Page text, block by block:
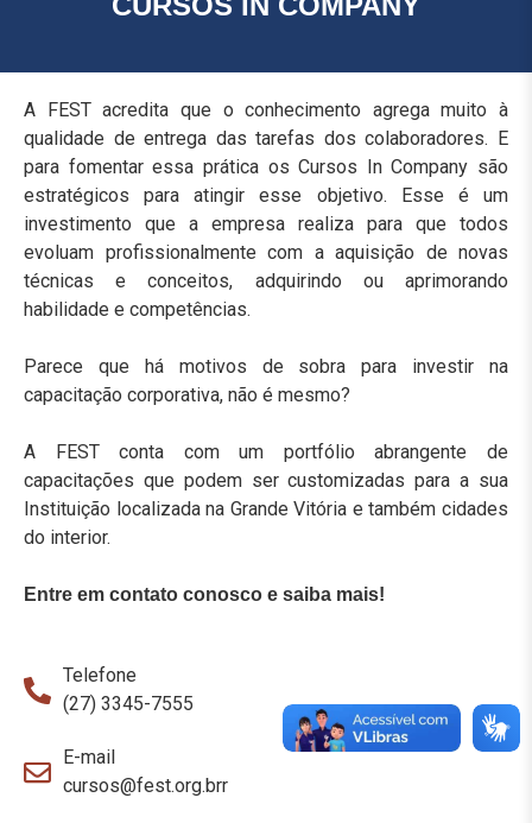
A FEST acredita que o conhecimento agrega muito à
qualidade de entrega das tarefas dos colaboradores. E
para fomentar essa prática os Cursos In Company são
estratégicos para atingir esse objetivo. Esse é um
investimento que a empresa realiza para que todos
evoluam profissionalmente com a aquisição de novas
técnicas e conceitos, adquirindo ou aprimorando
habilidade e competências.
Parece que há motivos de sobra para investir na
capacitação corporativa, não é mesmo?
A FEST conta com um portfólio abrangente de
capacitações que podem ser customizadas para a sua
Instituição localizada na Grande Vitória e também cidades
do interior.
Entre em contato conosco e saiba mais!
Telefone
(27) 3345-7555
E-mail
cursos@fest.org.brr